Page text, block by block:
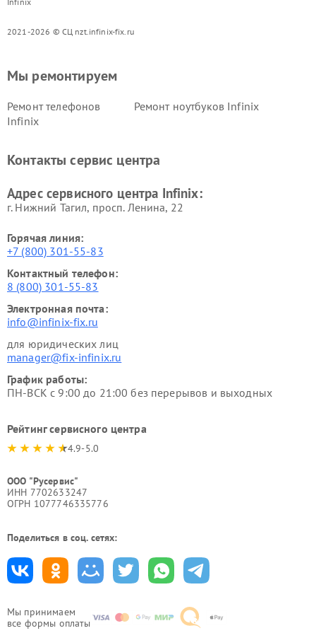
2021-2026 © СЦ nzt.infinix-fix.ru
Мы принимаем
все формы оплаты
Мы ремонтируем
Ремонт телефонов
Infinix
Ремонт ноутбуков Infinix
Контакты сервис центра
Адрес сервисного центра Infinix:
г. Нижний Тагил, просп. Ленина, 22
Горячая линия:
+7 (800) 301-55-83
Контактный телефон:
8 (800) 301-55-83
Электронная почта:
info@infinix-fix.ru
для юридических лиц
manager@fix-infinix.ru
График работы:
ПН-ВСК с 9:00 до 21:00 без перерывов и выходных
Рейтинг сервисного центра
4.9-5.0
ООО "Русервис"
ИНН 7702633247
ОГРН 1077746335776
Поделиться в соц. сетях: